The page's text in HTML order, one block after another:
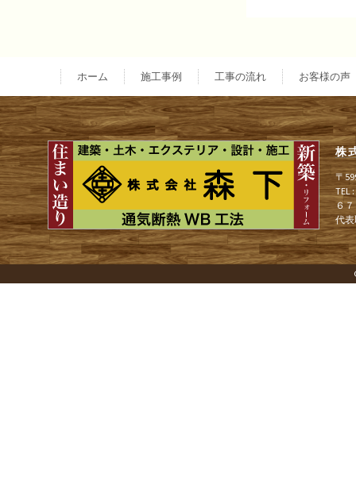
稿
ナ
ビ
ゲ
ー
ホーム 施工事例 工事の流れ お客様の声
株
〒
TEL
６
代